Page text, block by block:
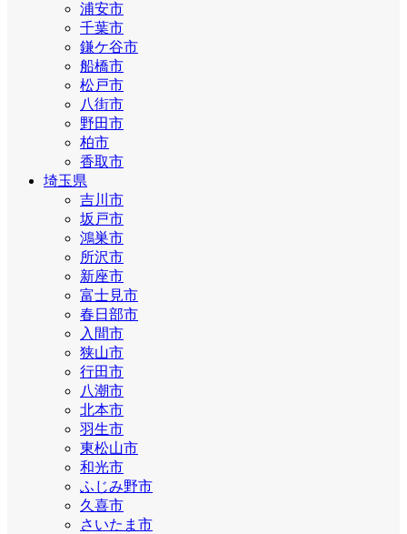
浦安市
千葉市
鎌ケ谷市
船橋市
松戸市
八街市
野田市
柏市
香取市
埼玉県
吉川市
坂戸市
鴻巣市
所沢市
新座市
富士見市
春日部市
入間市
狭山市
行田市
八潮市
北本市
羽生市
東松山市
和光市
ふじみ野市
久喜市
さいたま市